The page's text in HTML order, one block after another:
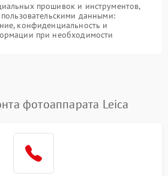
прошивок и инструментов,
данными:
конфиденциальность и
при необходимости
фотоаппарата Leica